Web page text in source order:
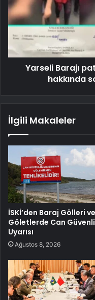
Yarseli Barajı
hakkında
İlgili Makaleler
İSKİ’den Baraj Gölleri ve
Göletlerde Can
Uyarısı
Ağustos 8, 2026